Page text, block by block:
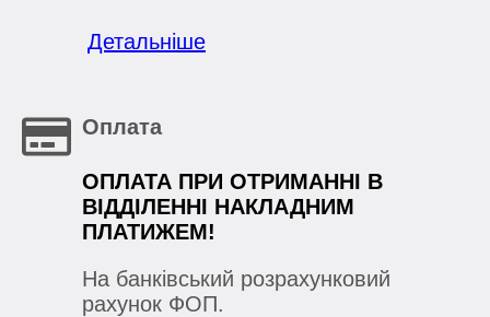
Детальніше
Оплата
ОПЛАТА ПРИ ОТРИМАННІ В
ВІДДІЛЕННІ НАКЛАДНИМ
ПЛАТИЖЕМ!
На банківський розрахунковий
рахунок ФОП.